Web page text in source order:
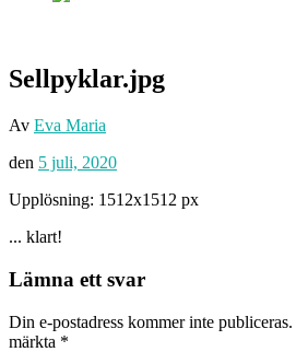
Sellpyklar.jpg
Av Eva Maria
den 5 juli, 2020
Upplösning: 1512x1512 px
... klart!
Lämna ett svar
Din e-postadress kommer inte publiceras.
märkta *